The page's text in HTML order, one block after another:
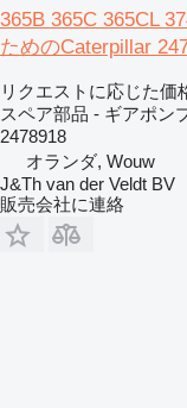
365B 365C 365CL
ためのCaterpillar
リクエストに応じた価
スペア部品 - ギアポン
2478918
オランダ, Wouw
J&Th van der Veldt BV
販売会社に連絡